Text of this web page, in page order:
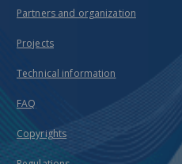
Partners and organization
Projects
Technical information
FAQ
Copyrights